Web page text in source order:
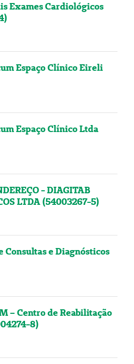
Exames Cardiológicos
Espaço Clínico Eireli
Espaço Clínico Ltda
- DIAGITAB
LTDA (54003267-5)
e Diagnósticos
– Centro de Reabilitação
8)